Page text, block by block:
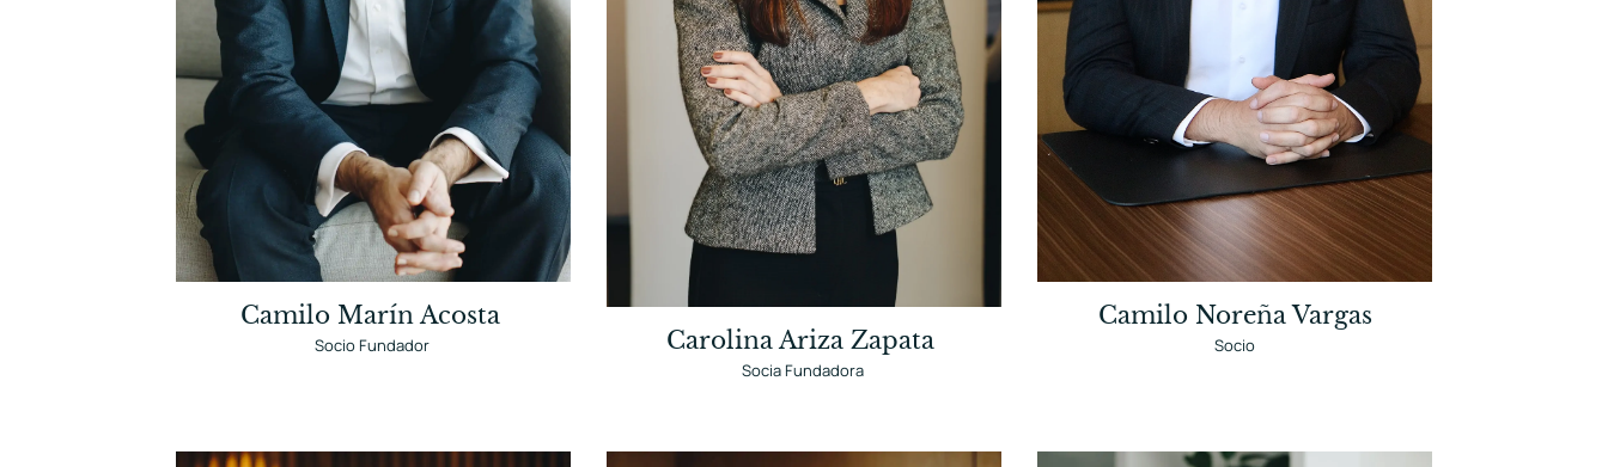
Camilo Marín Acosta
Socio Fundador Carolina Ariza Zapata
Socia Fundadora
Camilo Noreña Vargas
Socio